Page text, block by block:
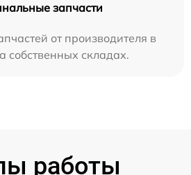
запчасти
от производителя в
собственных складах.
работы